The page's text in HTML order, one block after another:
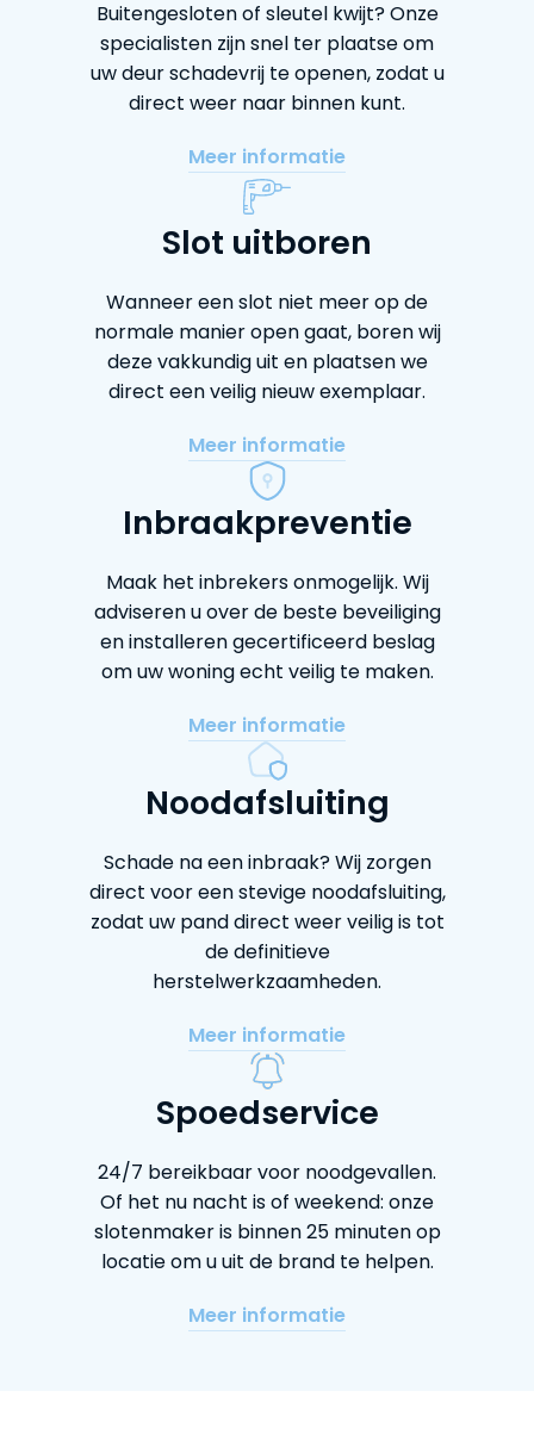
Buitengesloten of sleutel kwijt? Onze
specialisten zijn snel ter plaatse om
uw deur schadevrij te openen, zodat u
direct weer naar binnen kunt.
Meer informatie
Slot uitboren
Wanneer een slot niet meer op de
normale manier open gaat, boren wij
deze vakkundig uit en plaatsen we
direct een veilig nieuw exemplaar.
Meer informatie
Inbraakpreventie
Maak het inbrekers onmogelijk. Wij
adviseren u over de beste beveiliging
en installeren gecertificeerd beslag
om uw woning echt veilig te maken.
Meer informatie
Noodafsluiting
Schade na een inbraak? Wij zorgen
direct voor een stevige noodafsluiting,
zodat uw pand direct weer veilig is tot
de definitieve
herstelwerkzaamheden.
Meer informatie
Spoedservice
24/7 bereikbaar voor noodgevallen.
Of het nu nacht is of weekend: onze
slotenmaker is binnen 25 minuten op
locatie om u uit de brand te helpen.
Meer informatie